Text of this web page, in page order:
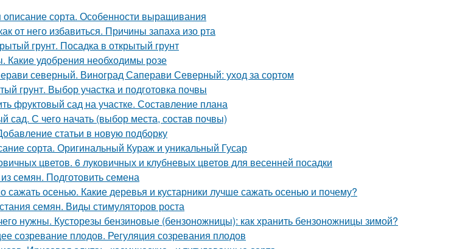
описание сорта. Особенности выращивания
от него избавиться. Причины запаха изо рта
грунт. Посадка в открытый грунт
Какие удобрения необходимы розе
северный. Виноград Саперави Северный: уход за сортом
грунт. Выбор участка и подготовка почвы
фруктовый сад на участке. Составление плана
сад. С чего начать (выбор места, состав почвы)
статьи в новую подборку
сорта. Оригинальный Кураж и уникальный Гусар
цветов. 6 луковичных и клубневых цветов для весенней посадки
семян. Подготовить семена
сажать осенью. Какие деревья и кустарники лучше сажать осенью и почему?
семян. Виды стимуляторов роста
нужны. Кусторезы бензиновые (бензоножницы): как хранить бензоножницы зимой?
созревание плодов. Регуляция созревания плодов